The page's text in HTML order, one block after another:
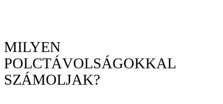
MILYEN
POLCTÁVOLSÁGOKKAL
SZÁMOLJAK?